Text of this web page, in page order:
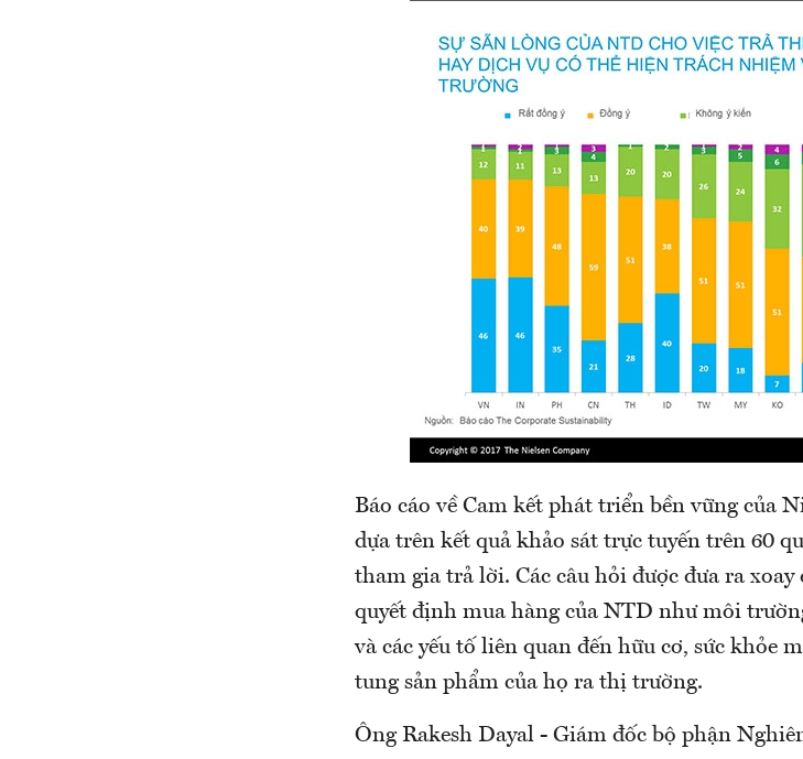
Báo cáo về Cam kết phát triển bền vững của
dựa trên kết quả khảo sát trực tuyến trên 60
tham gia trả lời. Các câu hỏi được đưa ra
quyết định mua hàng của NTD như môi
và các yếu tố liên quan đến hữu cơ, sức khỏe
tung sản phẩm của họ ra thị trường.
Ông Rakesh Dayal - Giám đốc bộ phận